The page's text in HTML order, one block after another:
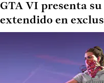
GTA VI presenta
extendido en